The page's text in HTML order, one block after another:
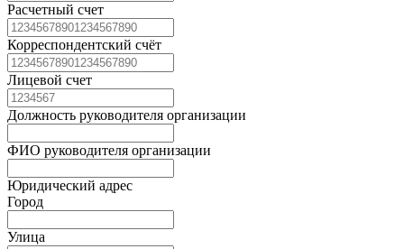
Расчетный счет
Корреспондентский счёт
Лицевой счет
Должность руководителя организации
ФИО руководителя организации
Юридический адрес
Город
Улица